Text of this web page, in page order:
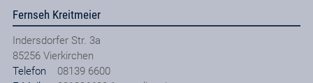
Fernseh Kreitmeier
Indersdorfer Str. 3a
85256 Vierkirchen
Telefon
08139 6600